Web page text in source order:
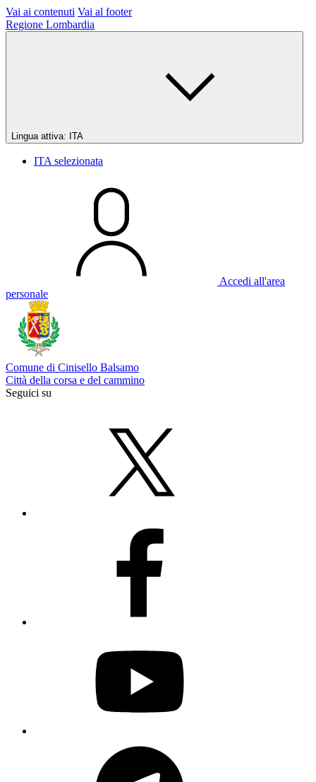
Vai ai contenuti Vai al footer
Regione Lombardia
Lingua attiva: ITA
ITA selezionata
Accedi all'area
personale
Comune di Cinisello Balsamo
Città della corsa e del cammino
Seguici su